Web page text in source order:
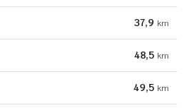
37,9 km
48,5 km
49,5 km